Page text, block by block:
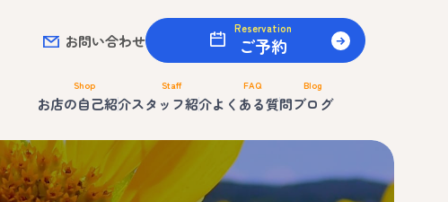
お問い合わせ
Reservation
ご予約
Shop
お店の自己紹介
Staff
スタッフ紹介
FAQ
よくある質問
Blog
ブログ